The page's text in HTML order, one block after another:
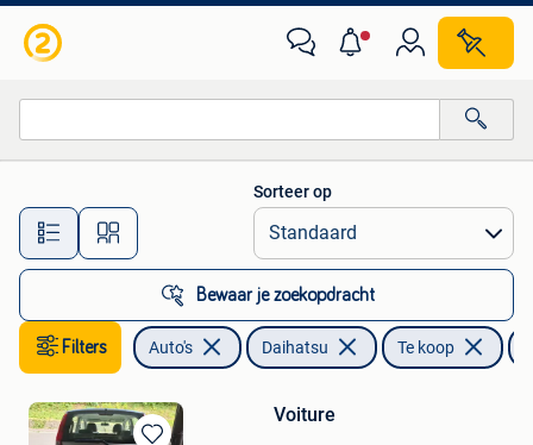
Alle afstanden…
Sorteer op
Bewaar je zoekopdracht
Filters Auto's Daihatsu Te koop
Voiture